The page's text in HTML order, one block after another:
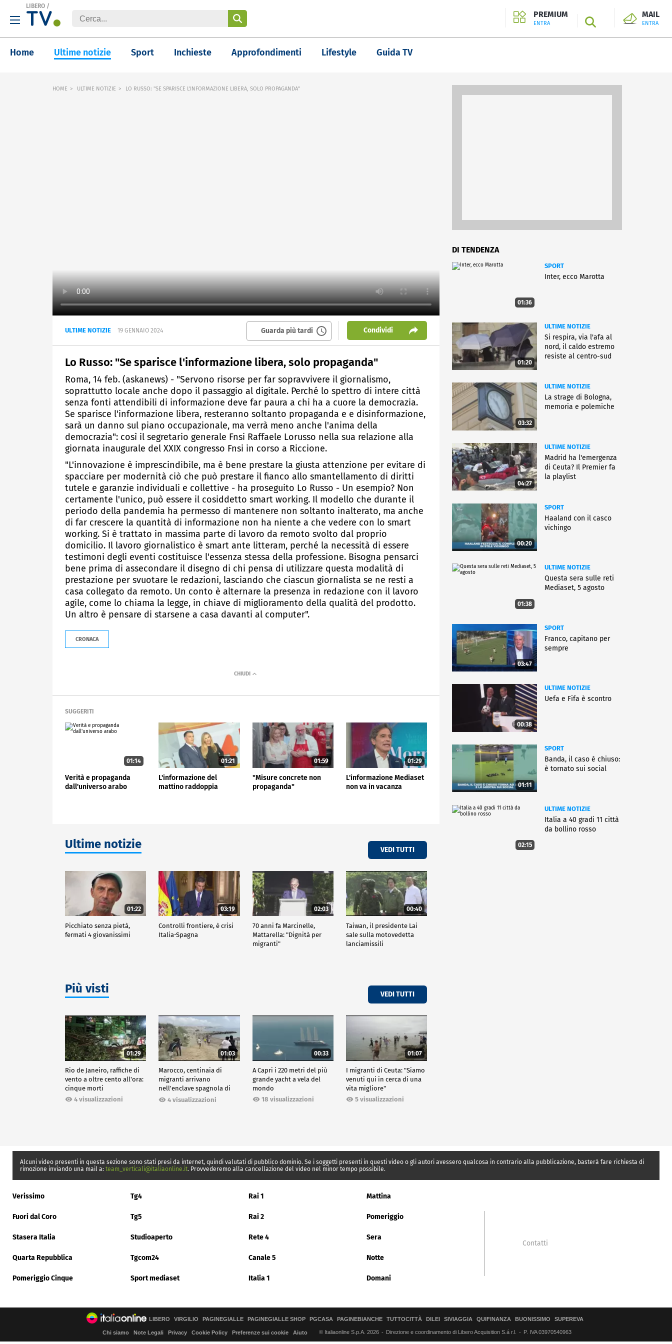
LIBERO /
PREMIUM
ENTRA SEARCH
MAIL
ENTRA
Home Ultime notizie Sport Inchieste Approfondimenti Lifestyle Guida TV
HOME ULTIME NOTIZIE LO RUSSO: "SE SPARISCE L'INFORMAZIONE LIBERA, SOLO PROPAGANDA"
ULTIME NOTIZIE 19 GENNAIO 2024 Guarda più tardi Condividi
Lo Russo: "Se sparisce l'informazione libera, solo propaganda"
Roma, 14 feb. (askanews) - "Servono risorse per far sopravvivere il giornalismo,
soprattutto locale anche dopo il passaggio al digitale. Perché lo spettro di intere città
senza fonti attendibili di informazione deve far paura a chi ha a cuore la democrazia.
Se sparisce l'informazione libera, resteranno soltanto propaganda e e disinformazione,
sarà un danno sul piano occupazionale, ma verrà meno anche l'anima della
democrazia": così il segretario generale Fnsi Raffaele Lorusso nella sua relazione alla
giornata inaugurale del XXIX congresso Fnsi in corso a Riccione.
"L'innovazione è imprescindibile, ma è bene prestare la giusta attenzione per evitare di
spacciare per modernità ciò che può prestare il fianco allo smantellamento di diritti
tutele e garanzie individuali e collettive - ha proseguito Lo Russo - Un esempio? Non
certamente l'unico, può essere il cosiddetto smart working. Il modello che durante il
periodo della pandemia ha permesso di mantenere non soltanto inalterato, ma anche
di far crescere la quantità di informazione non ha niente a che vedere con lo smart
working. Si è trattato in massima parte di lavoro da remoto svolto dal proprio
domicilio. Il lavoro giornalistico è smart ante litteram, perché la necessità di essere
testimoni degli eventi costituisce l'essenza stessa della professione. Bisogna pensarci
bene prima di assecondare il disegno di chi pensa di utilizzare questa modalità di
prestazione per svuotare le redazioni, lasciando che ciascun giornalista se ne resti a
casa collegato da remoto. Un conto è alternare la presenza in redazione con il lavoro
agile, come lo chiama la legge, in chiave di miglioramento della qualità del prodotto.
Un altro è pensare di starsene a casa davanti al computer".
CRONACA
SUGGERITI
01:14
Verità e propaganda
dall'universo arabo
01:21
L'informazione del
mattino raddoppia
01:59
"Misure concrete non
propaganda"
01:29
L'informazione Mediaset
non va in vacanza
Ultime notizie VEDI TUTTI
01:22
Picchiato senza pietà,
fermati 4 giovanissimi
03:19
Controlli frontiere, è crisi
Italia-Spagna
02:03
70 anni fa Marcinelle,
Mattarella: "Dignità per
migranti"
00:40
Taiwan, il presidente Lai
sale sulla motovedetta
lanciamissili
Più visti VEDI TUTTI
01:29
Rio de Janeiro, raffiche di
vento a oltre cento all'ora:
cinque morti
4 visualizzazioni
01:03
Marocco, centinaia di
migranti arrivano
nell'enclave spagnola di
Ceuta4 visualizzazioni
00:33
A Capri i 220 metri del più
grande yacht a vela del
mondo
18 visualizzazioni
01:07
I migranti di Ceuta: "Siamo
venuti qui in cerca di una
vita migliore"
5 visualizzazioni
DI TENDENZA
01:36
SPORT
Inter, ecco Marotta
01:20
ULTIME NOTIZIE
Si respira, via l'afa al
nord, il caldo estremo
resiste al centro-sud
03:32
ULTIME NOTIZIE
La strage di Bologna,
memoria e polemiche
04:27
ULTIME NOTIZIE
Madrid ha l'emergenza
di Ceuta? Il Premier fa
la playlist
00:20
SPORT
Haaland con il casco
vichingo
01:38
ULTIME NOTIZIE
Questa sera sulle reti
Mediaset, 5 agosto
03:47
SPORT
Franco, capitano per
sempre
00:38
ULTIME NOTIZIE
Uefa e Fifa è scontro
01:11
SPORT
Banda, il caso è chiuso:
è tornato sui social
02:15
ULTIME NOTIZIE
Italia a 40 gradi 11 città
da bollino rosso
Alcuni video presenti in questa sezione sono stati presi da internet, quindi valutati di pubblico dominio. Se i soggetti presenti in questi video o gli autori avessero qualcosa in contrario alla pubblicazione, basterà fare richiesta di
rimozione inviando una mail a: team_verticali@italiaonline.it. Provvederemo alla cancellazione del video nel minor tempo possibile.
Verissimo Tg4 Rai 1 Mattina
Fuori dal Coro Tg5 Rai 2 Pomeriggio
Stasera Italia Studioaperto Rete 4 Sera
Quarta Repubblica Tgcom24 Canale 5 Notte
Pomeriggio Cinque Sport mediaset Italia 1 Domani
Contatti
LIBERO VIRGILIO PAGINEGIALLE PAGINEGIALLE SHOP PGCASA PAGINEBIANCHE TUTTOCITTÀ DILEI SIVIAGGIA QUIFINANZA BUONISSIMO SUPEREVA
Chi siamo Note Legali Privacy Cookie Policy Preferenze sui cookie Aiuto © Italiaonline S.p.A. 2026 Direzione e coordinamento di Libero Acquisition S.á r.l. P. IVA 03970540963